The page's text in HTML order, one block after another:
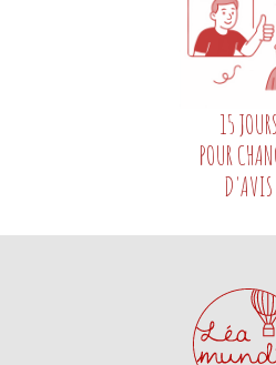
15 JOURS
POUR
D'AVIS